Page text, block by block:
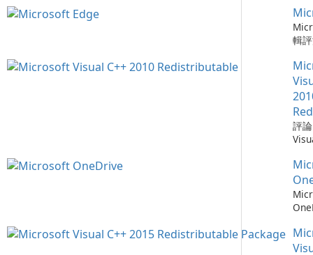
保
可
時
您
容
需
仔
自
會
腦
序
點
它
找
最
擁
瀏
速
更
務
旨
高
提
入
現
與
面
及
績
輯
瀏
器
全
深
統
加
能
制
目
創
戶
結
評
by
發
式
365
流